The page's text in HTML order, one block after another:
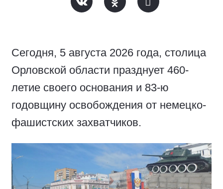
Сегодня, 5 августа 2026 года, столица
Орловской области празднует 460-
летие своего основания и 83-ю
годовщину освобождения от немецко-
фашистских захватчиков.